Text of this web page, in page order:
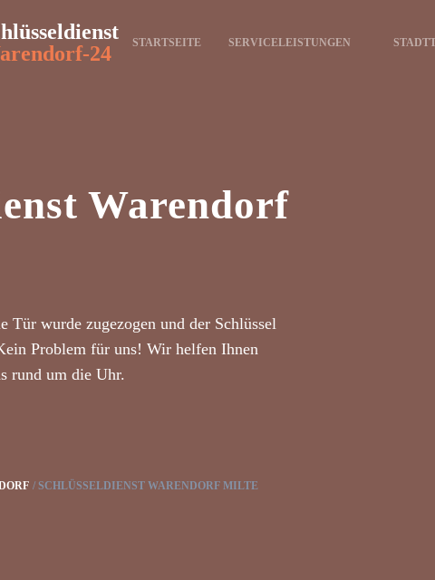
24
STARTSEITE SERVICELEISTUNGEN
Warendorf
Tür wurde zugezogen und der Schlüssel
Problem für uns! Wir helfen Ihnen
rund um die Uhr.
SCHLÜSSELDIENST WARENDORF MILTE